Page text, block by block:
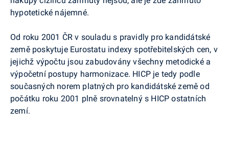
hypotetické nájemné.
Od roku 2001 ČR v souladu s pravidly pro kandidátské
země poskytuje Eurostatu indexy spotřebitelských cen, v
jejichž výpočtu jsou zabudovány všechny metodické a
výpočetní postupy harmonizace. HICP je tedy podle
současných norem platných pro kandidátské země od
počátku roku 2001 plně srovnatelný s HICP ostatních
zemí.